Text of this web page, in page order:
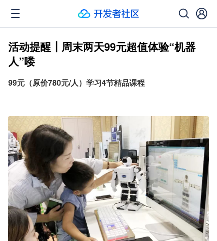
活动提醒┃周末两天99元超值体验“机器
人”喽
99元（原价780元/人）学习4节精品课程